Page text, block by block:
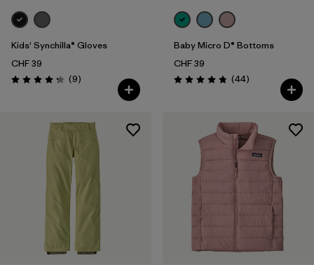
Kids' Synchilla® Gloves
CHF 39
Valutazione: 4.2 / 5
(9Recensioni
)
Baby Micro D® Bottoms
CHF 39
Valutazione: 4.8 / 5
(44Recensioni
)